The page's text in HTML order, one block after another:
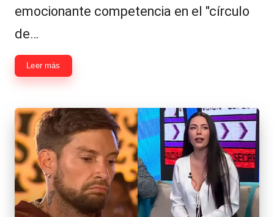
emocionante competencia en el "círculo
de…
Leer más